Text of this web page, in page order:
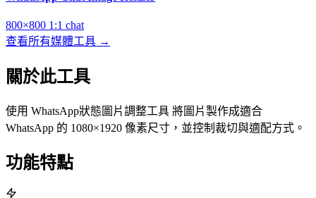
800×800 1:1 chat
查看所有媒體工具 →
關於此工具
使用 WhatsApp狀態圖片調整工具 將圖片製作成適合
WhatsApp 的 1080×1920 像素尺寸，並控制裁切與適配方式。
功能特點